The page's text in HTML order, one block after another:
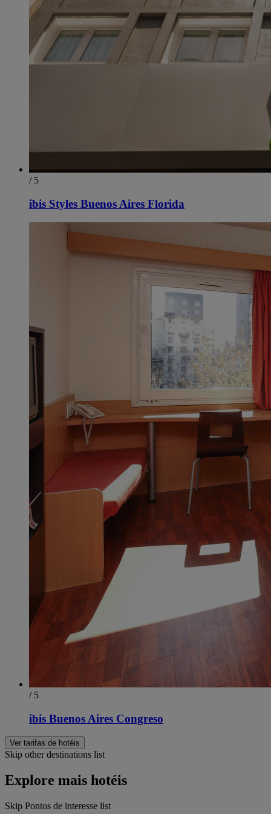
/ 5
ibis Styles Buenos Aires Florida
/ 5
ibis Buenos Aires Congreso
Ver tarifas de hotéis
Skip other destinations list
Explore mais hotéis
Skip Pontos de interesse list